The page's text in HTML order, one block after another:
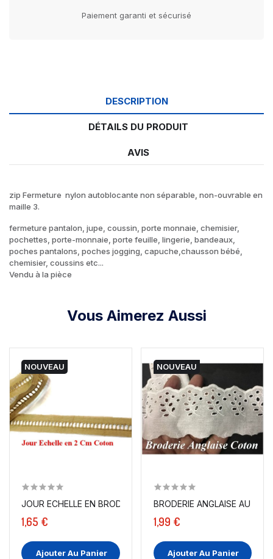
Paiement garanti et sécurisé
DESCRIPTION
DÉTAILS DU PRODUIT
AVIS
zip Fermeture nylon autoblocante non séparable, non-ouvrable en
maille 3.
fermeture pantalon, jupe, coussin, porte monnaie, chemisier,
pochettes, porte-monnaie, porte feuille, lingerie, bandeaux,
poches pantalons, poches jogging, capuche,chausson bébé,
chemisier, coussins etc...
Vendu à la pièce
Vous Aimerez Aussi
NOUVEAU
JOUR ECHELLE EN BRODERIE ANLAISE 2 CM BEIGE, À...
1,65 €
Ajouter Au Panier
NOUVEAU
BRODERIE ANGLAISE AU
1,99 €
Ajouter Au Panier